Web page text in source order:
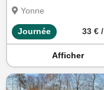
Yonne
Journée 33 €
Afficher